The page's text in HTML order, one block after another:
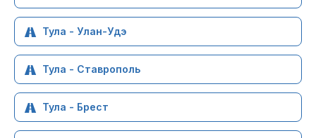
Тула - Улан-Удэ
Тула - Ставрополь
Тула - Брест